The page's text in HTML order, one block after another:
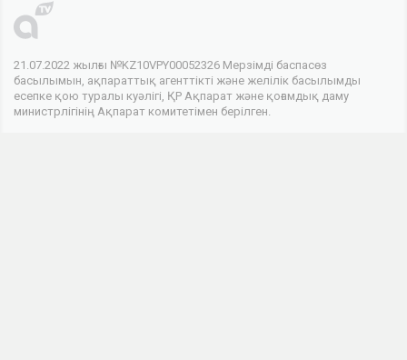
21.07.2022 жылғы №KZ10VPY00052326 Мерзімді баспасөз
басылымын, ақпараттық агенттікті және желілік басылымды
есепке қою туралы куәлігі, ҚР Ақпарат және қоғамдық даму
министрлігінің Ақпарат комитетімен берілген.